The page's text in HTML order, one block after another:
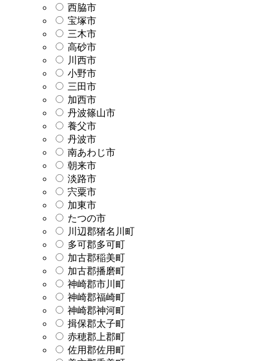
西脇市
宝塚市
三木市
高砂市
川西市
小野市
三田市
加西市
丹波篠山市
養父市
丹波市
南あわじ市
朝来市
淡路市
宍粟市
加東市
たつの市
川辺郡猪名川町
多可郡多可町
加古郡稲美町
加古郡播磨町
神崎郡市川町
神崎郡福崎町
神崎郡神河町
揖保郡太子町
赤穂郡上郡町
佐用郡佐用町